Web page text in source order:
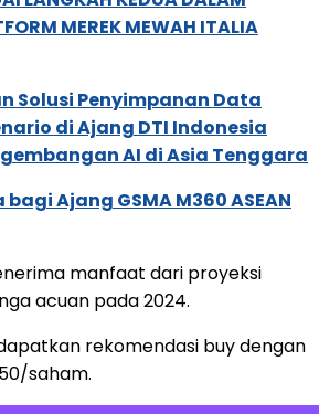
MEREK MEWAH ITALIA
Solusi Penyimpanan Data
di Ajang DTI Indonesia
AI di Asia Tenggara
Ajang GSMA M360 ASEAN
manfaat dari proyeksi
acuan pada 2024.
rekomendasi buy dengan
saham.